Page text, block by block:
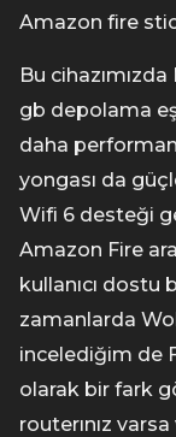
Amazon fire
Bu
gb depolama
daha
yongası da
Wifi 6 desteği
Amazon Fire
kullanıcı dostu
zamanlarda
incelediğim de
olarak bir fark
routerınız